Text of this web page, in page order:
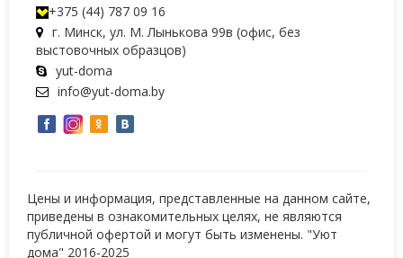
+375 (44) 787 09 16
г. Минск, ул. М. Лынькова 99в (офис, без
выстовочных образцов)
yut-doma
info@yut-doma.by
Цены и информация, представленные на данном сайте,
приведены в ознакомительных целях, не являются
публичной офертой и могут быть изменены. "Уют
дома" 2016-2025